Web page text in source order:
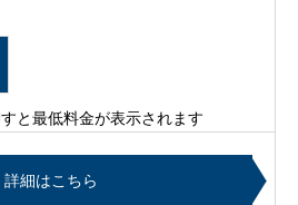
と最低料金が表示されます
詳細はこちら